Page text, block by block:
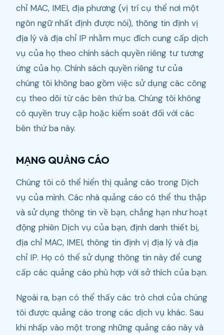
chỉ MAC, IMEI, địa phương (vị trí cụ thể nơi một
ngôn ngữ nhất định được nói), thông tin định vị
địa lý và địa chỉ IP nhằm mục đích cung cấp dịch
vụ của họ theo chính sách quyền riêng tư tương
ứng của họ. Chính sách quyền riêng tư của
chúng tôi không bao gồm việc sử dụng các công
cụ theo dõi từ các bên thứ ba. Chúng tôi không
có quyền truy cập hoặc kiểm soát đối với các
bên thứ ba này.
MẠNG QUẢNG CÁO
Chúng tôi có thể hiển thị quảng cáo trong Dịch
vụ của mình. Các nhà quảng cáo có thể thu thập
và sử dụng thông tin về bạn, chẳng hạn như hoạt
động phiên Dịch vụ của bạn, định danh thiết bị,
địa chỉ MAC, IMEI, thông tin định vị địa lý và địa
chỉ IP. Họ có thể sử dụng thông tin này để cung
cấp các quảng cáo phù hợp với sở thích của bạn.
Ngoài ra, bạn có thể thấy các trò chơi của chúng
tôi được quảng cáo trong các dịch vụ khác. Sau
khi nhấp vào một trong những quảng cáo này và